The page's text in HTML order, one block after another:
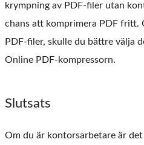
krympning av PDF-filer utan
chans att komprimera PDF fritt.
PDF-filer, skulle du bättre välja
Online PDF-kompressorn.
Slutsats
Om du är kontorsarbetare är